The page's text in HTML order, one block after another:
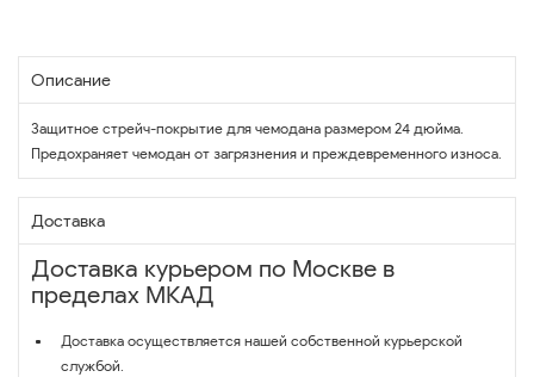
Описание
Защитное стрейч-покрытие для чемодана размером 24 дюйма.
Предохраняет чемодан от загрязнения и преждевременного износа.
Доставка
Доставка курьером по Москве в
пределах МКАД
Доставка осуществляется нашей собственной курьерской
службой.